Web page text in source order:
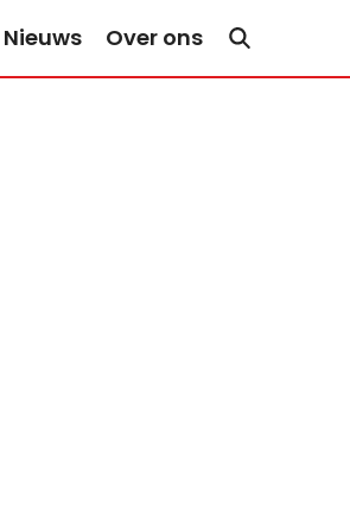
Nieuws Over ons